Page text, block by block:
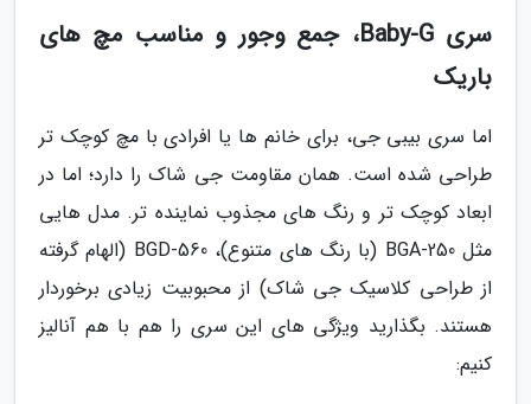
سری Baby-G، جمع وجور و مناسب مچ های
باریک
اما سری بیبی جی، برای خانم ها یا افرادی با مچ کوچک تر
طراحی شده است. همان مقاومت جی شاک را دارد؛ اما در
ابعاد کوچک تر و رنگ های مجذوب نماینده تر. مدل هایی
مثل BGA-250 (با رنگ های متنوع)، BGD-560 (الهام گرفته
از طراحی کلاسیک جی شاک) از محبوبیت زیادی برخوردار
هستند. بگذارید ویژگی های این سری را هم با هم آنالیز
کنیم: